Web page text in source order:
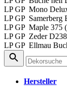
LP GP Mono
LP GP Samerberg
LP GP Maple 375
LP GP Zeder
LP GP Ellmau
Hersteller